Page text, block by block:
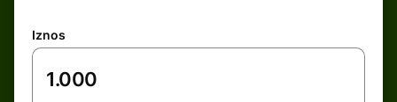
Iznos